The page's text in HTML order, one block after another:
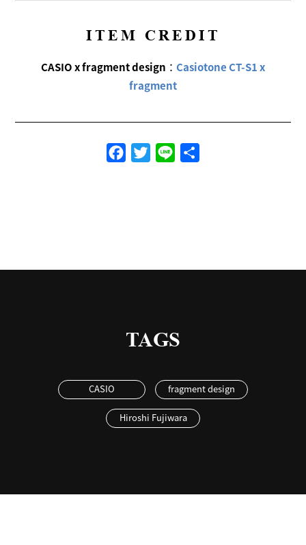
ITEM CREDIT
CASIO x fragment design ： Casiotone CT-S1 x
fragment
FacebookTwitterLine
TAGS
CASIO fragment design
Hiroshi Fujiwara